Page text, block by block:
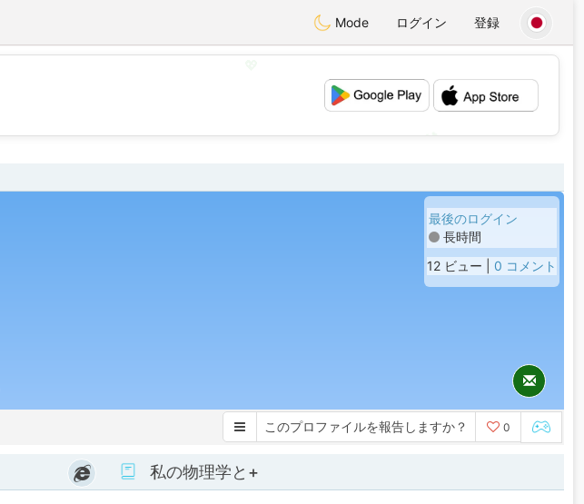
Mode ログイン 登録
💕
最後のログイン
長時間
12 ビュー | 0 コメント
このプロファイルを報告しますか？ 0
私の物理学と+